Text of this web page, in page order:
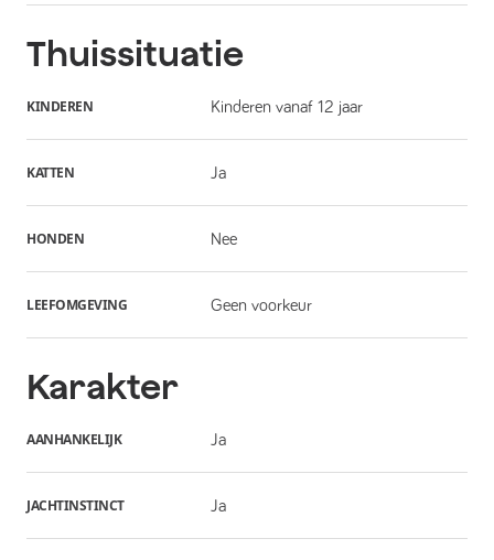
Thuissituatie
KINDEREN Kinderen vanaf 12 jaar
KATTEN Ja
HONDEN Nee
LEEFOMGEVING Geen voorkeur
Karakter
AANHANKELIJK Ja
JACHTINSTINCT Ja